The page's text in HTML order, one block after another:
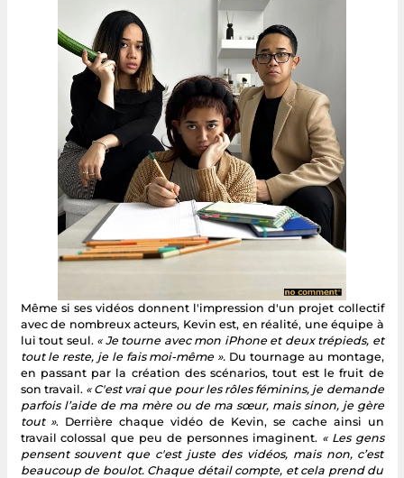
Même si ses vidéos donnent l'impression d'un projet collectif
avec de nombreux acteurs, Kevin est, en réalité, une équipe à
lui tout seul. « Je tourne avec mon iPhone et deux trépieds, et
tout le reste, je le fais moi-même ». Du tournage au montage,
en passant par la création des scénarios, tout est le fruit de
son travail. « C'est vrai que pour les rôles féminins, je demande
parfois l’aide de ma mère ou de ma sœur, mais sinon, je gère
tout ». Derrière chaque vidéo de Kevin, se cache ainsi un
travail colossal que peu de personnes imaginent. « Les gens
pensent souvent que c'est juste des vidéos, mais non, c’est
beaucoup de boulot. Chaque détail compte, et cela prend du